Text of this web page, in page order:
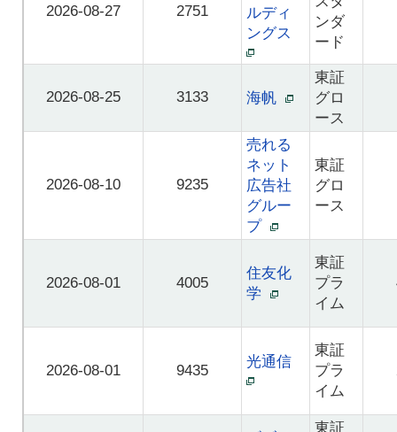
2026-08-27 2751
ルディ
ングス
ンダ
ード
2026-08-25 3133 海帆
東証
グロ
ース
2026-08-10 9235
売れる
ネット
広告社
グルー
プ
東証
グロ
ース
2026-08-01 4005
住友化
学
東証
プラ
イム
2026-08-01 9435
光通信
東証
プラ
イム
東証